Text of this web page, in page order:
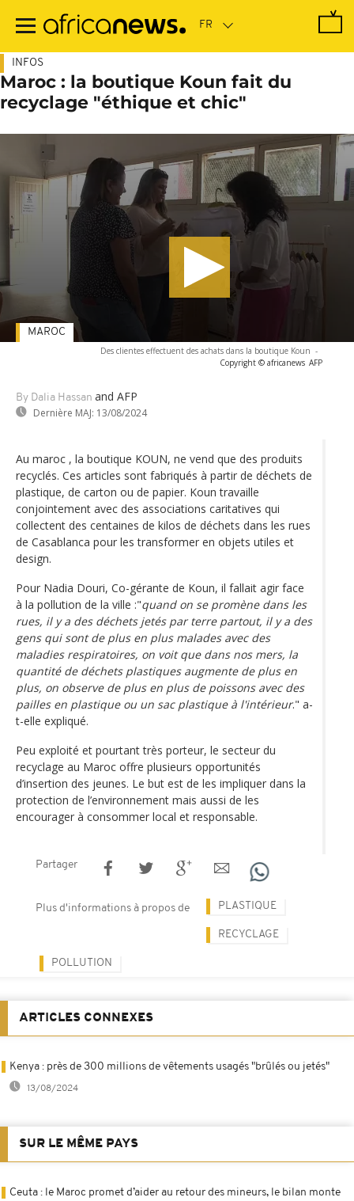
contenu
INFOS
Maroc : la boutique Koun fait du
recyclage "éthique et chic"
Des clientes effectuent des achats dans la boutique Koun -
Copyright © africanews AFP
By Dalia Hassan and AFP
Dernière MAJ: 13/08/2024
MAROC
Au maroc , la boutique KOUN, ne vend que des produits
recyclés. Ces articles sont fabriqués à partir de déchets de
plastique, de carton ou de papier. Koun travaille
conjointement avec des associations caritatives qui
collectent des centaines de kilos de déchets dans les rues
de Casablanca pour les transformer en objets utiles et
design.
Pour Nadia Douri, Co-gérante de Koun, il fallait agir face
à la pollution de la ville :"quand on se promène dans les
rues, il y a des déchets jetés par terre partout, il y a des
gens qui sont de plus en plus malades avec des
maladies respiratoires, on voit que dans nos mers, la
quantité de déchets plastiques augmente de plus en
plus, on observe de plus en plus de poissons avec des
pailles en plastique ou un sac plastique à l'intérieur." a-
t-elle expliqué.
Peu exploité et pourtant très porteur, le secteur du
recyclage au Maroc offre plusieurs opportunités
d’insertion des jeunes. Le but est de les impliquer dans la
protection de l’environnement mais aussi de les
encourager à consommer local et responsable.
Partager
Plus d'informations à propos de PLASTIQUE
RECYCLAGE
POLLUTION
ARTICLES CONNEXES
Kenya : près de 300 millions de vêtements usagés "brûlés ou jetés"
13/08/2024
SUR LE MÊME PAYS
Ceuta : le Maroc promet d’aider au retour des mineurs, le bilan monte